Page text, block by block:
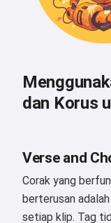
dan Korus
Verse and
Corak yang
berterusan
setiap klip. Tag